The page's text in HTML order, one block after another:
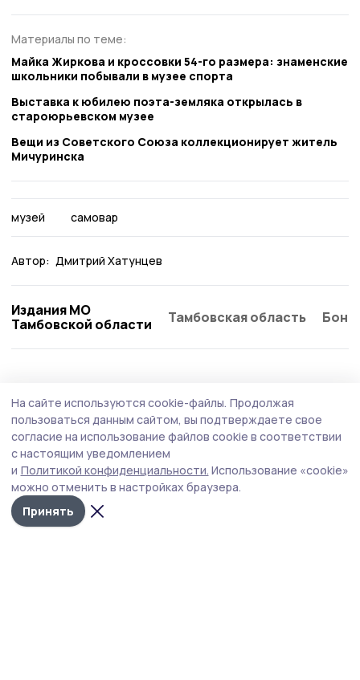
Материалы по теме:
Майка Жиркова и кроссовки 54-го размера: знаменские
школьники побывали в музее спорта
Выставка к юбилею поэта-земляка открылась в
староюрьевском музее
Вещи из Советского Союза коллекционирует житель
Мичуринска
музей самовар
Автор: Дмитрий Хатунцев
Издания МО
Тамбовской области
Тамбовская область
На сайте используются cookie-файлы. Продолжая
пользоваться данным сайтом, вы подтверждаете свое
согласие на использование файлов cookie в соответствии
с настоящим уведомлением
и Политикой конфиденциальности. Использование «cookie»
можно отменить в настройках браузера.
Принять